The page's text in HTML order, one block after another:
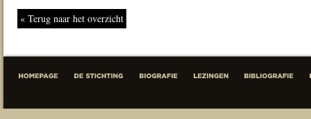
« Terug naar het overzicht